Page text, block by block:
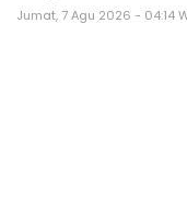
Jumat, 7 Agu 2026 - 04:14